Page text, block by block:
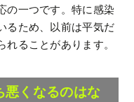
の一つです。特に感染
るため、以前は平気だ
ることがあります。
悪くなるのはな